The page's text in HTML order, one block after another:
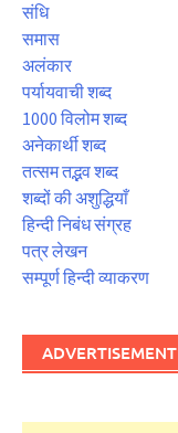
संधि
समास
अलंकार
पर्यायवाची शब्द
1000 विलोम शब्द
अनेकार्थी शब्द
तत्सम तद्भव शब्द
शब्दों की अशुद्धियाँ
हिन्दी निबंध संग्रह
पत्र लेखन
सम्पूर्ण हिन्दी व्याकरण
ADVERTISEMENT